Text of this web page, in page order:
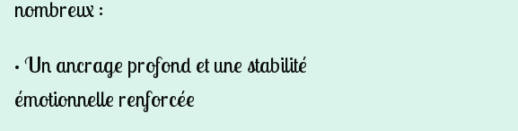
nombreux :
• Un ancrage profond et une stabilité
émotionnelle renforcée